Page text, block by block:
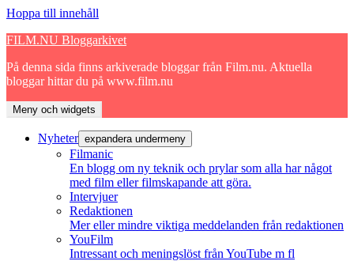
Hoppa till innehåll
FILM.NU Bloggarkivet
På denna sida finns arkiverade bloggar från Film.nu. Aktuella
bloggar hittar du på www.film.nu
Meny och widgets
Nyheter expandera undermeny
Filmanic
En blogg om ny teknik och prylar som alla har något
med film eller filmskapande att göra.
Intervjuer
Redaktionen
Mer eller mindre viktiga meddelanden från redaktionen
YouFilm
Intressant och meningslöst från YouTube m fl